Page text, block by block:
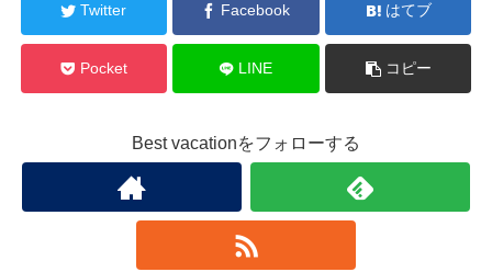
Twitter Facebook はてブ
Pocket LINE コピー
Best vacationをフォローする